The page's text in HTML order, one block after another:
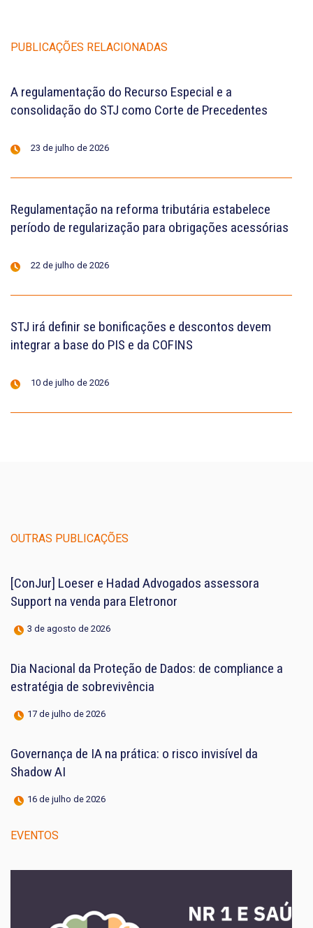
PUBLICAÇÕES RELACIONADAS
A regulamentação do Recurso Especial e a
consolidação do STJ como Corte de Precedentes
23 de julho de 2026
Regulamentação na reforma tributária estabelece
período de regularização para obrigações acessórias
22 de julho de 2026
STJ irá definir se bonificações e descontos devem
integrar a base do PIS e da COFINS
10 de julho de 2026
OUTRAS PUBLICAÇÕES
[ConJur] Loeser e Hadad Advogados assessora
Support na venda para Eletronor
3 de agosto de 2026
Dia Nacional da Proteção de Dados: de compliance a
estratégia de sobrevivência
17 de julho de 2026
Governança de IA na prática: o risco invisível da
Shadow AI
16 de julho de 2026
EVENTOS